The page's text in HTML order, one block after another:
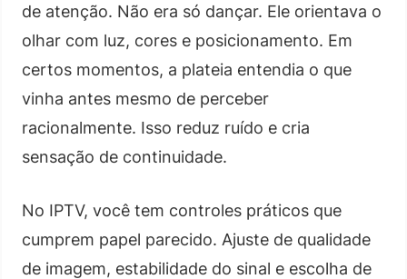
de atenção. Não era só dançar. Ele orientava o
olhar com luz, cores e posicionamento. Em
certos momentos, a plateia entendia o que
vinha antes mesmo de perceber
racionalmente. Isso reduz ruído e cria
sensação de continuidade.
No IPTV, você tem controles práticos que
cumprem papel parecido. Ajuste de qualidade
de imagem, estabilidade do sinal e escolha de